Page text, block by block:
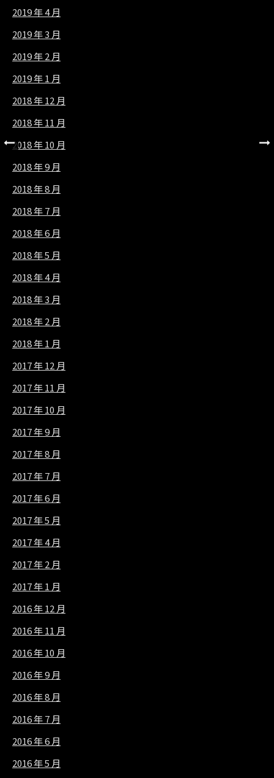
2019 年 4 月
2019 年 3 月
2019 年 2 月
2019 年 1 月
2018 年 12 月
2018 年 11 月
2018 年 10 月
2018 年 9 月
2018 年 8 月
2018 年 7 月
2018 年 6 月
2018 年 5 月
2018 年 4 月
2018 年 3 月
2018 年 2 月
2018 年 1 月
2017 年 12 月
2017 年 11 月
2017 年 10 月
2017 年 9 月
2017 年 8 月
2017 年 7 月
2017 年 6 月
2017 年 5 月
2017 年 4 月
2017 年 2 月
2017 年 1 月
2016 年 12 月
2016 年 11 月
2016 年 10 月
2016 年 9 月
2016 年 8 月
2016 年 7 月
2016 年 6 月
2016 年 5 月